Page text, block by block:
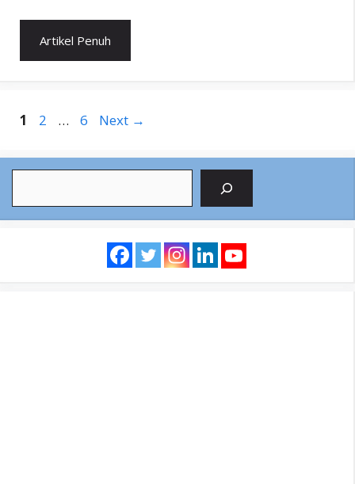
Artikel Penuh
Page
1 Page
2 … Page
6 Next →